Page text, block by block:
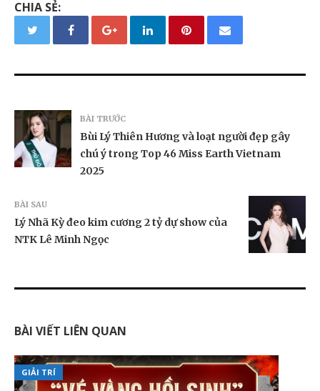
CHIA SẺ:
BÀI TRƯỚC
Bùi Lý Thiên Hương và loạt người đẹp gây
chú ý trong Top 46 Miss Earth Vietnam
2025
BÀI SAU
Lý Nhã Kỳ đeo kim cương 2 tỷ dự show của
NTK Lê Minh Ngọc
BÀI VIẾT LIÊN QUAN
GIẢI TRÍ